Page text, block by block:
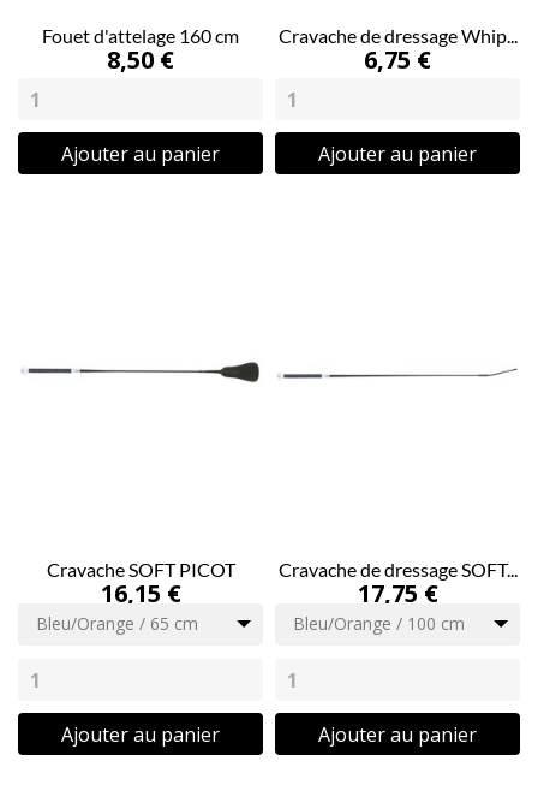
Fouet d'attelage 160 cm
8,50 €
Ajouter au panier
Cravache de dressage Whip...
6,75 €
Ajouter au panier
Cravache SOFT PICOT
16,15 €
Bleu/Orange / 65 cm
Ajouter au panier
Cravache de dressage SOFT...
17,75 €
Bleu/Orange / 100 cm
Ajouter au panier